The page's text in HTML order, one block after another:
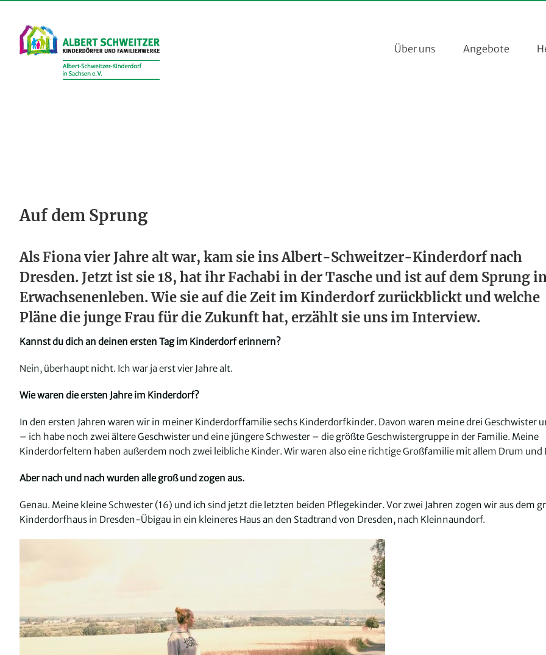
springen
Über uns Angebote
Auf dem Sprung
Als Fiona vier Jahre alt war, kam sie ins Albert-Schweitzer-Kinderdorf nach
Dresden. Jetzt ist sie 18, hat ihr Fachabi in der Tasche und ist auf dem Sprung
Erwachsenenleben. Wie sie auf die Zeit im Kinderdorf zurückblickt und welche
Pläne die junge Frau für die Zukunft hat, erzählt sie uns im Interview.
Kannst du dich an deinen ersten Tag im Kinderdorf erinnern?
Nein, überhaupt nicht. Ich war ja erst vier Jahre alt.
Wie waren die ersten Jahre im Kinderdorf?
In den ersten Jahren waren wir in meiner Kinderdorffamilie sechs Kinderdorfkinder. Davon waren meine drei Geschwister
– ich habe noch zwei ältere Geschwister und eine jüngere Schwester – die größte Geschwistergruppe in der Familie. Meine
Kinderdorfeltern haben außerdem noch zwei leibliche Kinder. Wir waren also eine richtige Großfamilie mit allem Drum und
Aber nach und nach wurden alle groß und zogen aus.
Genau. Meine kleine Schwester (16) und ich sind jetzt die letzten beiden Pflegekinder. Vor zwei Jahren zogen wir aus dem
Kinderdorfhaus in Dresden-Übigau in ein kleineres Haus an den Stadtrand von Dresden, nach Kleinnaundorf.